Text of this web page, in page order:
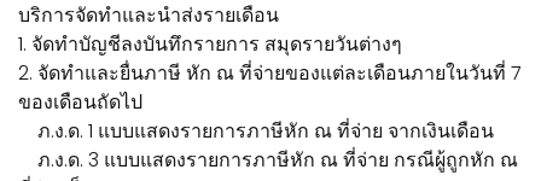
บริการจัดทำและนำส่งรายเดือน
1. จัดทำบัญชีลงบันทึกรายการ สมุดรายวันต่างๆ
2. จัดทำและยื่นภาษี หัก ณ ที่จ่ายของแต่ละเดือนภายในวันที่ 7
ของเดือนถัดไป
ภ.ง.ด. 1 แบบแสดงรายการภาษีหัก ณ ที่จ่าย จากเงินเดือน
ภ.ง.ด. 3 แบบแสดงรายการภาษีหัก ณ ที่จ่าย กรณีผู้ถูกหัก ณ